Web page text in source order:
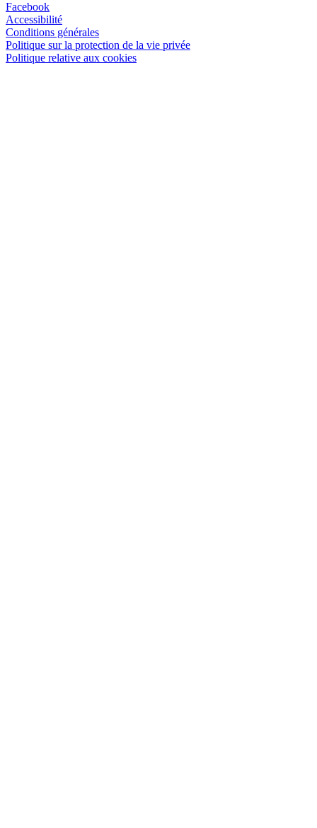
Facebook
Accessibilité
Conditions générales
Politique sur la protection de la vie privée
Politique relative aux cookies